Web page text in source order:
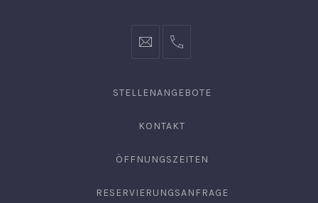
info@hofgut-0049747196019210
STELLENANGEBOTE
KONTAKT
ÖFFNUNGSZEITEN
RESERVIERUNGSANFRAGE